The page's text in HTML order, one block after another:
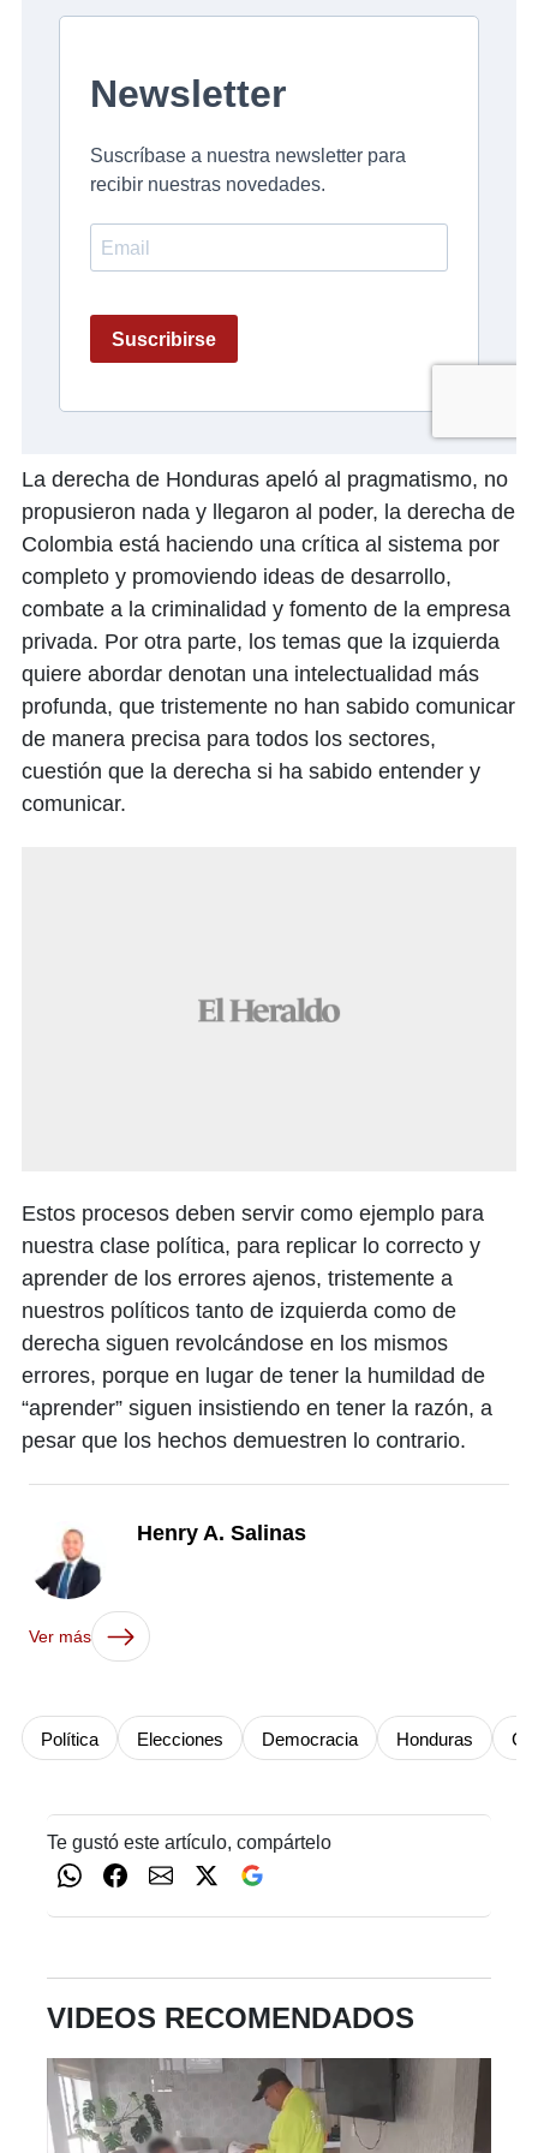
La derecha de Honduras apeló al pragmatismo, no
propusieron nada y llegaron al poder, la derecha de
Colombia está haciendo una crítica al sistema por
completo y promoviendo ideas de desarrollo,
combate a la criminalidad y fomento de la empresa
privada. Por otra parte, los temas que la izquierda
quiere abordar denotan una intelectualidad más
profunda, que tristemente no han sabido comunicar
de manera precisa para todos los sectores,
cuestión que la derecha si ha sabido entender y
comunicar.
Estos procesos deben servir como ejemplo para
nuestra clase política, para replicar lo correcto y
aprender de los errores ajenos, tristemente a
nuestros políticos tanto de izquierda como de
derecha siguen revolcándose en los mismos
errores, porque en lugar de tener la humildad de
“aprender” siguen insistiendo en tener la razón, a
pesar que los hechos demuestren lo contrario.
Henry A. Salinas
Ver más
Política Elecciones Democracia Honduras
Te gustó este artículo, compártelo
VIDEOS RECOMENDADOS